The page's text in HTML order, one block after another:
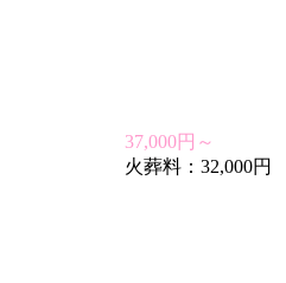
37,000円～
火葬料：32,000円